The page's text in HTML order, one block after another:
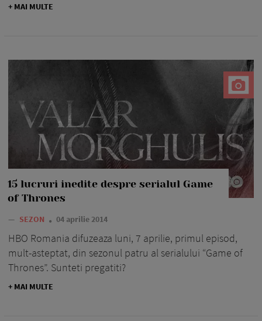
+ MAI MULTE
15 lucruri inedite despre serialul Game
of Thrones
— SEZON 04 aprilie 2014
HBO Romania difuzeaza luni, 7 aprilie, primul episod,
mult-asteptat, din sezonul patru al serialului “Game of
Thrones”. Sunteti pregatiti?
+ MAI MULTE